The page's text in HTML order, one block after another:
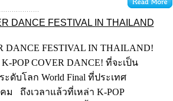
DANCE FESTIVAL IN THAILAND
DANCE FESTIVAL IN THAILAND!
POP COVER DANCE! ที่จะเป็น
ดับโลก World Final ที่ประเทศ
ม ถึงเวลาแล้วที่เหล่า K-POP